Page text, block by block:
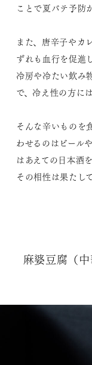
ことで夏バテ予防
また、唐辛子やカ
ずれも血行を促進
冷房や冷たい飲み
で、冷え性の方に
そんな辛いものを
わせるのはビール
はあえての日本酒
その相性は果たし
麻婆豆腐（